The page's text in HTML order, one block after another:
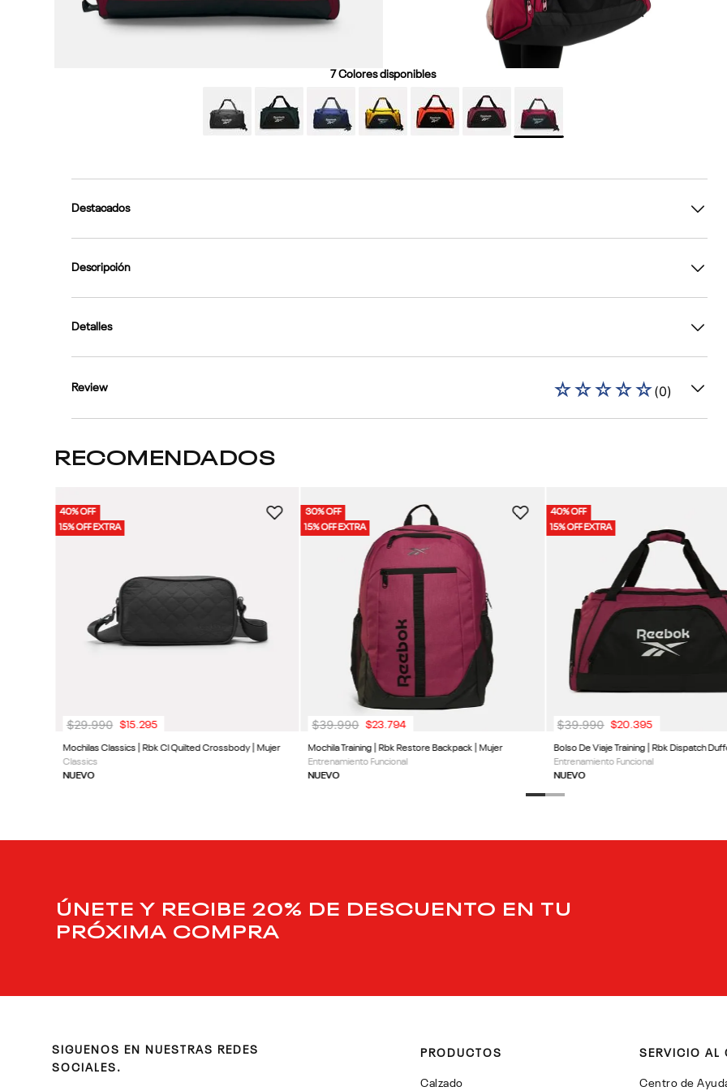
7 Colores disponibles
Destacados
Descripción
Detalles
Review ☆☆☆☆☆(0)
RECOMENDADOS
40% OFF
15% OFF EXTRA
Mochilas Classics | Rbk Cl Quilted Crossbody | Mujer
Classics
NUEVO
$29.990 $15.295
30% OFF
15% OFF EXTRA
Mochila Training | Rbk Restore Backpack | Mujer
Entrenamiento Funcional
NUEVO
$39.990 $23.794
40% OFF
15% OFF EXTRA
Bolso De Viaje Training | Rbk Dispatch
Entrenamiento Funcional
NUEVO
$39.990 $20.395
ÚNETE Y RECIBE 20% DE DESCUENTO EN TU
PRÓXIMA COMPRA
SIGUENOS EN NUESTRAS REDES
SOCIALES.
PRODUCTOS
Calzado
SERVICIO AL
Centro de